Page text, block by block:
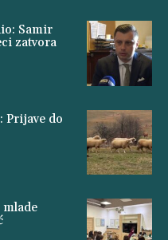
Samir
zatvora
Prijave do
mlade